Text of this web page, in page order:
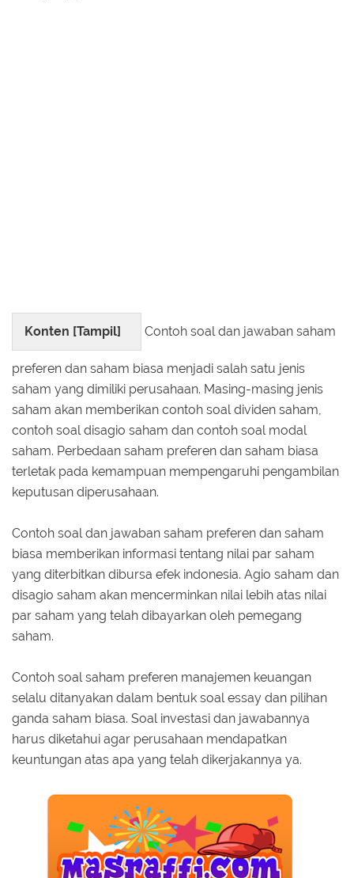
Konten [Tampil] Contoh soal dan jawaban saham
preferen dan saham biasa menjadi salah satu jenis
saham yang dimiliki perusahaan. Masing-masing jenis
saham akan memberikan contoh soal dividen saham,
contoh soal disagio saham dan contoh soal modal
saham. Perbedaan saham preferen dan saham biasa
terletak pada kemampuan mempengaruhi pengambilan
keputusan diperusahaan.
Contoh soal dan jawaban saham preferen dan saham
biasa memberikan informasi tentang nilai par saham
yang diterbitkan dibursa efek indonesia. Agio saham dan
disagio saham akan mencerminkan nilai lebih atas nilai
par saham yang telah dibayarkan oleh pemegang
saham.
Contoh soal saham preferen manajemen keuangan
selalu ditanyakan dalam bentuk soal essay dan pilihan
ganda saham biasa. Soal investasi dan jawabannya
harus diketahui agar perusahaan mendapatkan
keuntungan atas apa yang telah dikerjakannya ya.